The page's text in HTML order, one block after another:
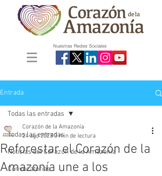
Nuestras Redes Sociales
Entrada
Todas las entradas
Noticias del Corazón de la Amazonía
Convocatorias
Todas las entradas
Reforestar el Corazón de la
Amazonía une a los
Corazón de la Amazonía
24 ago 2023 3 min de lectura